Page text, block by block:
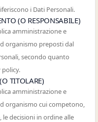
i Dati Personali.
(O RESPONSABILE)
amministrazione e
organismo preposti dal
secondo quanto
TITOLARE)
amministrazione e
organismo cui competono,
decisioni in ordine alle